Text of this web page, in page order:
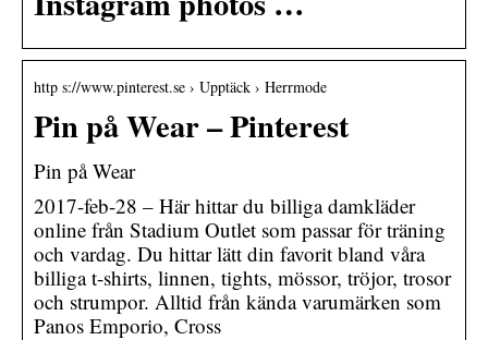
http s://www.pinterest.se › Upptäck › Herrmode
Pin på Wear – Pinterest
Pin på Wear
2017-feb-28 – Här hittar du billiga damkläder
online från Stadium Outlet som passar för träning
och vardag. Du hittar lätt din favorit bland våra
billiga t-shirts, linnen, tights, mössor, tröjor, trosor
och strumpor. Alltid från kända varumärken som
Panos Emporio, Cross